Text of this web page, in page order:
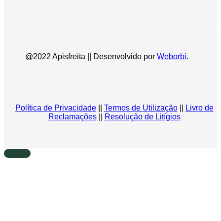
@2022 Apisfreita || Desenvolvido por Weborbi.
Política de Privacidade|| Termos de Utilização||
Livro de
Reclamações|| Resolução de Litígios